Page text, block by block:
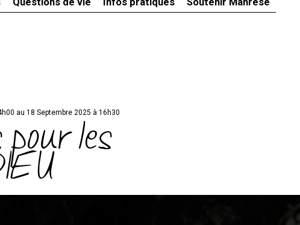
au 18 Septembre 2025 à 16h30
pour les